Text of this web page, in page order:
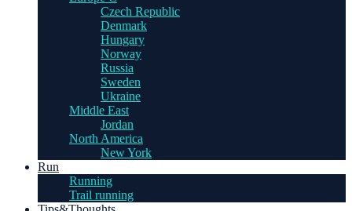
Czech Republic
Denmark
Hungary
Norway
Russia
Sweden
Ukraine
Middle East
Jordan
North America
New York
Run
Running
Trail running